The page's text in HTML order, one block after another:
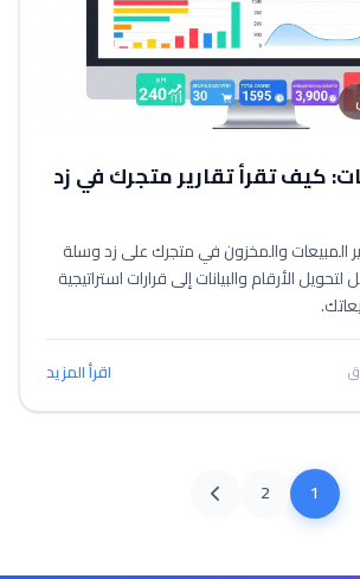
كيف تقرأ تقارير متجرك في زد
المبيعات والمخزون في متجرك على زد وسلة
الأرقام والبيانات إلى قرارات استراتيجية
اقرأ المزيد
1
2